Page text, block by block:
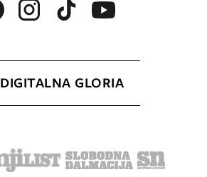
DIGITALNA GLORIA